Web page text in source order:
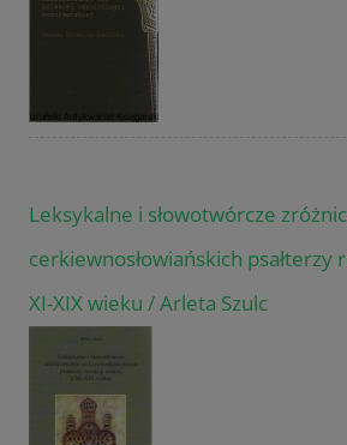
Leksykalne i słowotwórcze
cerkiewnosłowiańskich psałterzy
XI-XIX wieku / Arleta Szulc